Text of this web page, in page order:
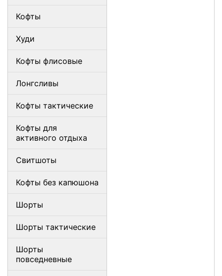
Кофты
Худи
Кофты флисовые
Лонгсливы
Кофты тактические
Кофты для
активного отдыха
Свитшоты
Кофты без капюшона
Шорты
Шорты тактические
Шорты
повседневные